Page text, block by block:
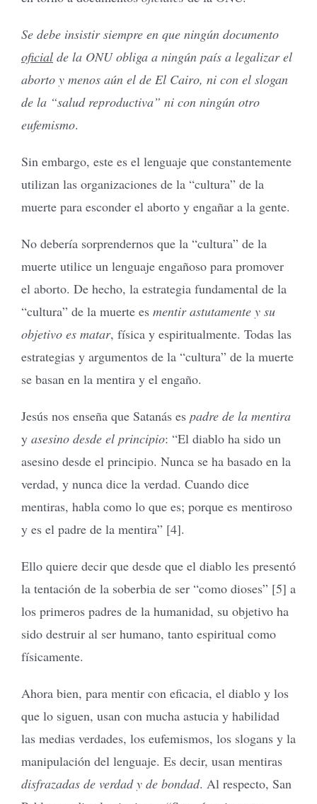
Se debe insistir siempre en que ningún documento
oficial de la ONU obliga a ningún país a legalizar el
aborto y menos aún el de El Cairo, ni con el slogan
de la “salud reproductiva” ni con ningún otro
eufemismo.
Sin embargo, este es el lenguaje que constantemente
utilizan las organizaciones de la “cultura” de la
muerte para esconder el aborto y engañar a la gente.
No debería sorprendernos que la “cultura” de la
muerte utilice un lenguaje engañoso para promover
el aborto. De hecho, la estrategia fundamental de la
“cultura” de la muerte es mentir astutamente y su
objetivo es matar, física y espiritualmente. Todas las
estrategias y argumentos de la “cultura” de la muerte
se basan en la mentira y el engaño.
Jesús nos enseña que Satanás es padre de la mentira
y asesino desde el principio: “El diablo ha sido un
asesino desde el principio. Nunca se ha basado en la
verdad, y nunca dice la verdad. Cuando dice
mentiras, habla como lo que es; porque es mentiroso
y es el padre de la mentira” [4].
Ello quiere decir que desde que el diablo les presentó
la tentación de la soberbia de ser “como dioses” [5] a
los primeros padres de la humanidad, su objetivo ha
sido destruir al ser humano, tanto espiritual como
físicamente.
Ahora bien, para mentir con eficacia, el diablo y los
que lo siguen, usan con mucha astucia y habilidad
las medias verdades, los eufemismos, los slogans y la
manipulación del lenguaje. Es decir, usan mentiras
disfrazadas de verdad y de bondad. Al respecto, San